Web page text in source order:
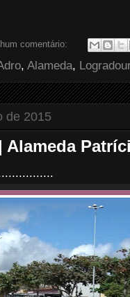
comentário:
, Alameda,
de 2015